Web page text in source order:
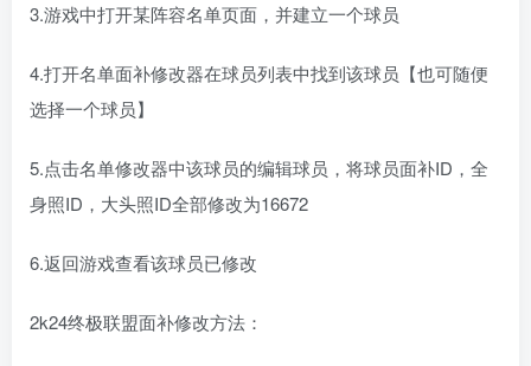
3.游戏中打开某阵容名单页面，并建立一个球员
4.打开名单面补修改器在球员列表中找到该球员【也可随便
选择一个球员】
5.点击名单修改器中该球员的编辑球员，将球员面补ID，全
身照ID，大头照ID全部修改为16672
6.返回游戏查看该球员已修改
2k24终极联盟面补修改方法：